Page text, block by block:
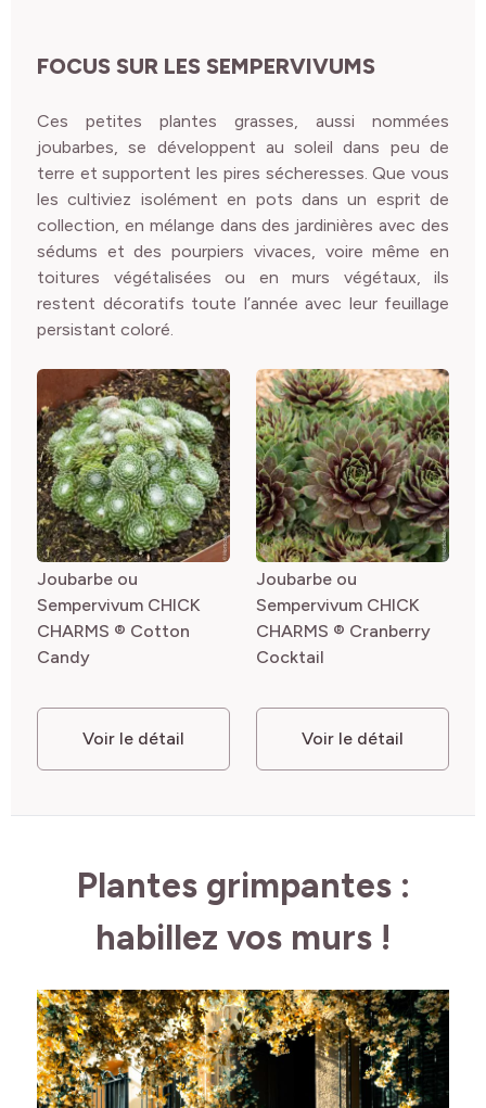
FOCUS SUR LES SEMPERVIVUMS
Ces petites plantes grasses, aussi nommées
joubarbes, se développent au soleil dans peu de
terre et supportent les pires sécheresses. Que vous
les cultiviez isolément en pots dans un esprit de
collection, en mélange dans des jardinières avec des
sédums et des pourpiers vivaces, voire même en
toitures végétalisées ou en murs végétaux, ils
restent décoratifs toute l’année avec leur feuillage
persistant coloré.
Joubarbe ou
Sempervivum CHICK
CHARMS ® Cotton
Candy
Voir le détail
Joubarbe ou
Sempervivum CHICK
CHARMS ® Cranberry
Cocktail
Voir le détail
Plantes grimpantes :
habillez vos murs !